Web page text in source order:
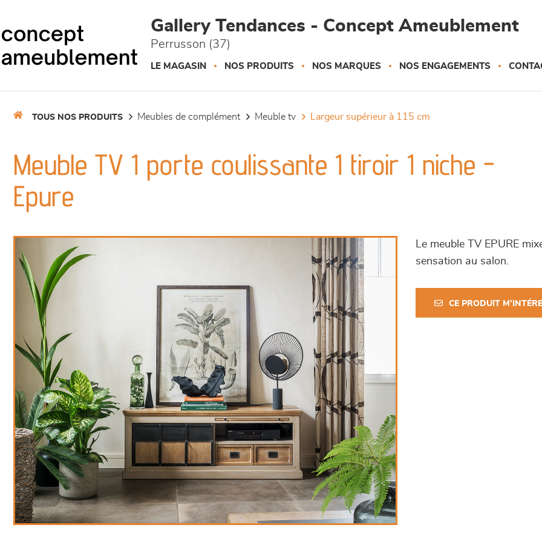
Gallery Tendances - Concept Ameublement
Perrusson (37)
LE MAGASIN NOS PRODUITS NOS MARQUES NOS ENGAGEMENTS
TOUS NOS PRODUITS meubles de complément meuble tv largeur supérieur à 115 cm
Meuble TV 1 porte coulissante 1 tiroir 1 niche -
Epure
Le meuble TV EPURE
sensation au salon.
CE PRODUIT